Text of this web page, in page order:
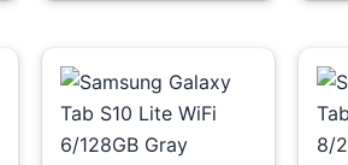
price
was:
879,00 KM.
price
is:
789,00 KM.
was:
is: